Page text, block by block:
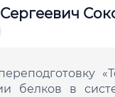
белков в